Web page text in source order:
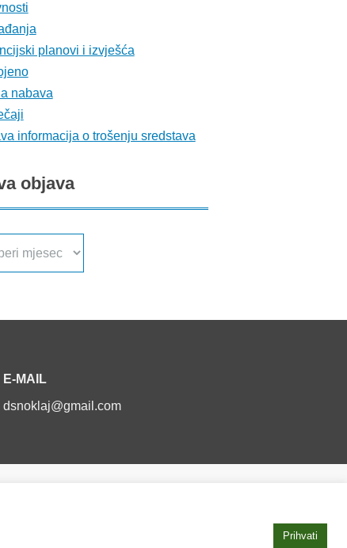
planovi i izvješća
nabava
informacija o trošenju sredstava
objava
E-MAIL
dsnoklaj@gmail.com
Prihvati